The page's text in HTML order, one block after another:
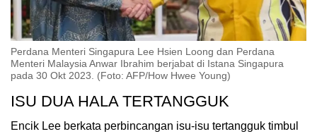
Perdana Menteri Singapura Lee Hsien Loong dan Perdana
Menteri Malaysia Anwar Ibrahim berjabat di Istana Singapura
pada 30 Okt 2023. (Foto: AFP/How Hwee Young)
ISU DUA HALA TERTANGGUK
Encik Lee berkata perbincangan isu-isu tertangguk timbul